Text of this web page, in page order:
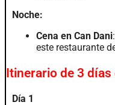
Noche:
Cena en Can Dani
este restaurante
Itinerario de 3
Día 1